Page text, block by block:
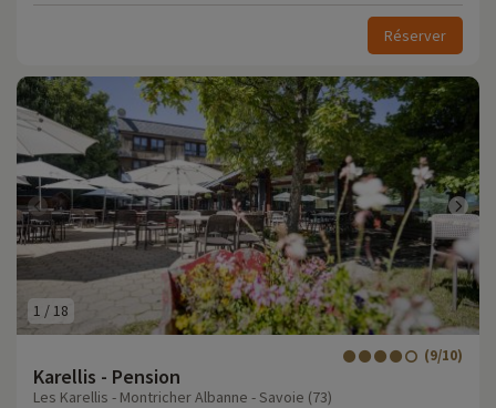
Réserver
1 /18
Karellis - Pension
(9/10)
Les Karellis - Montricher Albanne - Savoie (73)